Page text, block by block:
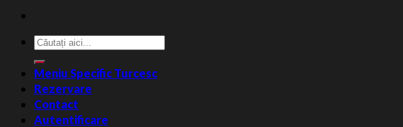
Caută
după:
Meniu Specific Turcesc
Rezervare
Contact
Autentificare